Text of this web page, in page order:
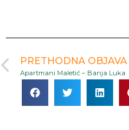
PRETHODNA OBJAVA
Apartmani Maletić – Banja Luka